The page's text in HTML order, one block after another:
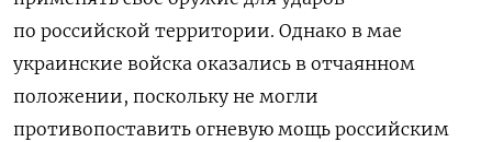
по российской территории. Однако в мае
украинские войска оказались в отчаянном
положении, поскольку не могли
противопоставить огневую мощь российским